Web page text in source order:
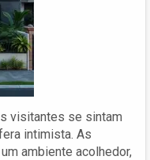
visitantes se sintam
intimista. As
ambiente acolhedor,